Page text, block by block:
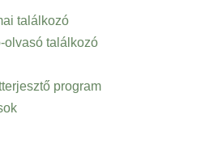
találkozó
olvasó találkozó
program